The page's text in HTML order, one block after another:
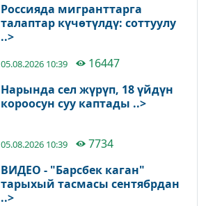
Россияда мигранттарга
талаптар күчөтүлдү: соттуулу
..>
05.08.2026 10:39
16447
Нарында сел жүрүп, 18 үйдүн
короосун суу каптады ..>
05.08.2026 10:39
7734
ВИДЕО - "Барсбек каган"
тарыхый тасмасы сентябрдан
..>